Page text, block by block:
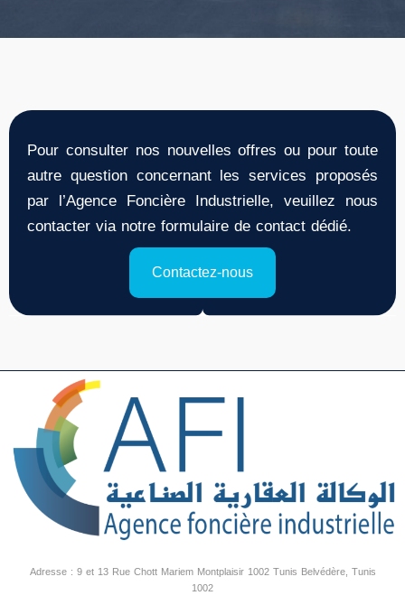
Contactez-nous
Pour consulter nos nouvelles offres ou pour toute
autre question concernant les services proposés
par l’Agence Foncière Industrielle, veuillez nous
contacter via notre formulaire de contact dédié.
Adresse : 9 et 13 Rue Chott Mariem Montplaisir 1002 Tunis Belvédère, Tunis
1002